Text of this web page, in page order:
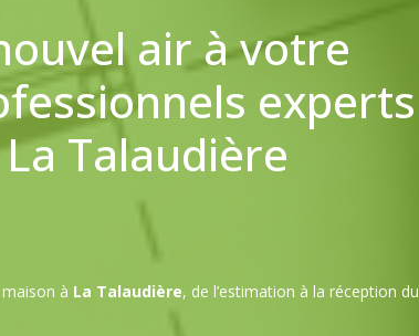
air à votre
experts
Talaudière
à La Talaudière, de l’estimation à la réception du